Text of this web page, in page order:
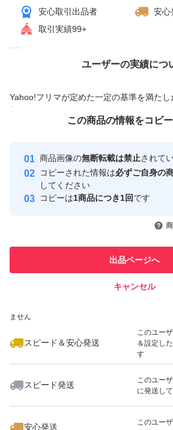
安心取引出品者
安心
取引実績99+
ユーザーの実績につ
Yahoo!フリマが定めた一定の基準を満た
付与しています
安心取引出品者
心・安全な
取引実績
引を完了
での取引実
ません
スピード＆安心発送
このユー
＆設定し
す
スピード発送
このユー
に発送し
安心発送
このユー
価格の相談
この商品の情報をコピ
商品画像の無断転載は禁止されて
コピーされた情報は必ずご自身の
してください
コピーは1商品につき1回です
出品ページへ
キャンセル
この商品をみている人にオススメ